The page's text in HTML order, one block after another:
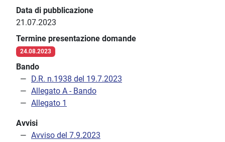
Data di pubblicazione
21.07.2023
Termine presentazione domande
24.08.2023
Bando
D.R. n.1938 del 19.7.2023
Allegato A - Bando
Allegato 1
Avvisi
Avviso del 7.9.2023